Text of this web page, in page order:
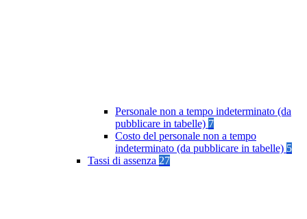
Personale non a tempo indeterminato (da
pubblicare in tabelle) 7
Costo del personale non a tempo
indeterminato (da pubblicare in tabelle) 5
Tassi di assenza 27